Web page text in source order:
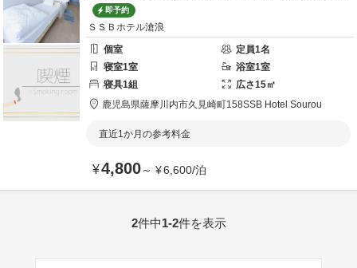
即予約
ＳＳＢホテル滄浪
個室
定員1名
寝室1室 浴室1室
寝具1組 広さ15㎡
鹿児島県薩摩川内市久見崎町158SSB Hotel Sourou
直近1か月の参考料金
¥4,800～ ¥6,600/泊
2件中1-2件を表示